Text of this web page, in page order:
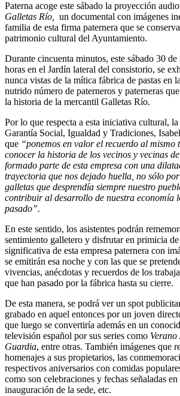
Paterna acoge este sábado la proyección
Galletas Río, un documental con imágenes
familia de esta firma paternera que se
patrimonio cultural del Ayuntamiento.
Durante cincuenta minutos, este sábado 30 de
horas en el Jardín lateral del consistorio, se
nunca vistas de la mítica fábrica de pastas en
nutrido número de paterneros y paterneras
la historia de la mercantil Galletas Río.
Por lo que respecta a esta iniciativa cultural,
Garantía Social, Igualdad y Tradiciones,
que “ponemos en valor el recuerdo al mismo
conocer la historia de los vecinos y vecinas
formado parte de esta empresa con una
trayectoria que nos dejado huella, no sólo
galletas que desprendía siempre nuestro
contribuir al desarrollo de nuestra economía
pasado”.
En este sentido, los asistentes podrán
sentimiento galletero y disfrutar en primicia
significativa de esta empresa paternera con
se emitirán esa noche y con las que se
vivencias, anécdotas y recuerdos de los
que han pasado por la fábrica hasta su cierre.
De esta manera, se podrá ver un spot
grabado en aquel entonces por un joven
que luego se convertiría además en un
televisión español por sus series como Verano
Guardia, entre otras. También imágenes que
homenajes a sus propietarios, las
respectivos aniversarios con comidas
como son celebraciones y fechas señaladas
inauguración de la sede, etc.